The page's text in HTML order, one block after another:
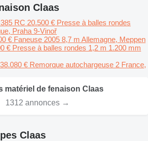
Claas
RC 20.500 € Presse à balles rondes
Praha 9-Vinoř
€ Faneuse 2005 8,7 m Allemagne, Meppen
€ Presse à balles rondes 1,2 m 1.200 mm
38.080 € Remorque autochargeuse 2 France,
matériel de fenaison Claas
1312 annonces →
Claas